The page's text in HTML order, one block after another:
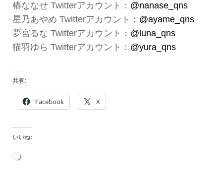
椿ななせ Twitterアカウント： @nanase_qns
星乃あやめ Twitterアカウント： @ayame_qns
夢宮るな Twitterアカウント： @ luna_qns
猫羽ゆら Twitterアカウント： @yura_qns
共有:
Facebook X
いいね:
読